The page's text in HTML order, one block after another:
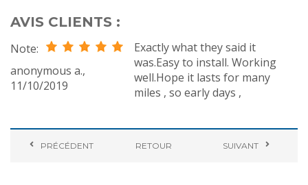
AVIS CLIENTS :
Note:
anonymous a.,
11/10/2019
Exactly what they said it
was.Easy to install. Working
well.Hope it lasts for many
miles , so early days ,
PRÉCÉDENT RETOUR SUIVANT